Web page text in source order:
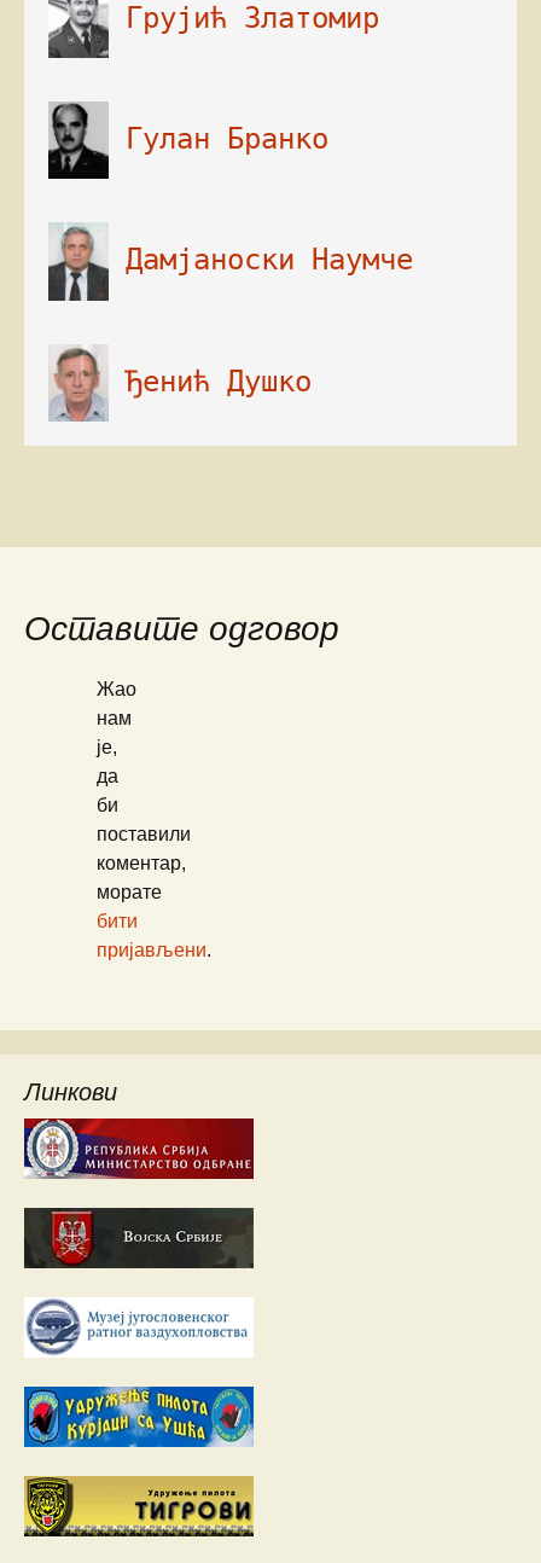
Грујић Златомир
Гулан Бранко
Дамјаноски Наумче
Ђенић Душко
Оставите одговор
Жао
нам
је,
да
би
поставили
коментар,
морате
бити
пријављени.
Линкови